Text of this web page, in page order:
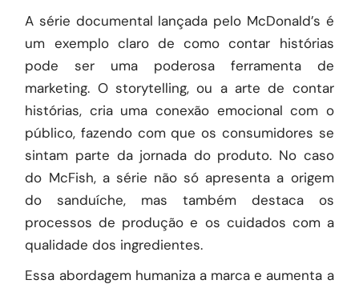
A série documental lançada pelo McDonald’s é
um exemplo claro de como contar histórias
pode ser uma poderosa ferramenta de
marketing. O storytelling, ou a arte de contar
histórias, cria uma conexão emocional com o
público, fazendo com que os consumidores se
sintam parte da jornada do produto. No caso
do McFish, a série não só apresenta a origem
do sanduíche, mas também destaca os
processos de produção e os cuidados com a
qualidade dos ingredientes.
Essa abordagem humaniza a marca e aumenta a